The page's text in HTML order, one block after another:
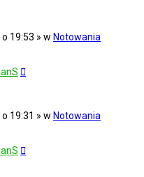
19:53 » w Notowania
19:31 » w Notowania